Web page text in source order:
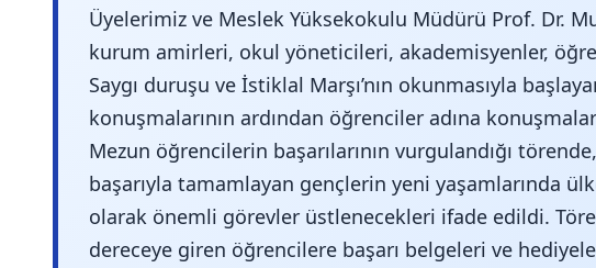
Üyelerimiz ve Meslek Yüksekokulu Müdürü Prof. Dr.
kurum amirleri, okul yöneticileri, akademisyenler,
Saygı duruşu ve İstiklal Marşı’nın okunmasıyla
konuşmalarının ardından öğrenciler adına
Mezun öğrencilerin başarılarının vurgulandığı
başarıyla tamamlayan gençlerin yeni yaşamlarında
olarak önemli görevler üstlenecekleri ifade edildi.
dereceye giren öğrencilere başarı belgeleri ve